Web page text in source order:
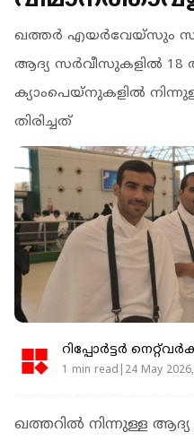
ഖത്തര്‍ എയര്‍വേയ്‌സും
ആദ്യ സര്‍വീസുകളില്‍
ക്യാംപെയ്നുകളില്‍
തിരിച്ചത്
റിപ്പോർട്ടർ
1 min read|24 May
ഖത്തറില്‍ നിന്നുള്ള